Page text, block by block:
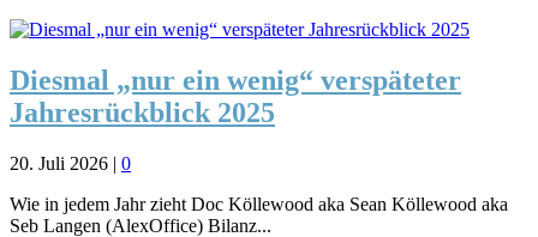
Diesmal „nur ein wenig“ verspäteter
Jahresrückblick 2025
20. Juli 2026 | 0
Wie in jedem Jahr zieht Doc Köllewood aka Sean Köllewood aka
Seb Langen (AlexOffice) Bilanz...